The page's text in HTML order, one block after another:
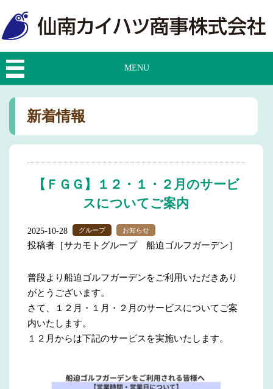
MENU
新着情報
【ＦＧＧ】１２・１・２月のサービ
スについてご案内
2025-10-28 グループ お知らせ
投稿者［サカモトグループ 船迫ゴルフガーデン］
普段より船迫ゴルフガーデンをご利用いただきあり
がとうございます。
さて、１２月・１月・２月のサービスについてご案
内いたします。
１２月からは下記のサービスを実施いたします。